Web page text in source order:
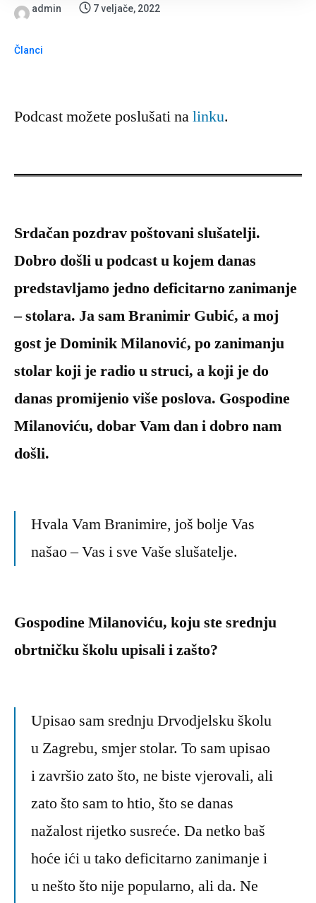
admin 7 veljače, 2022
Članci
Podcast možete poslušati nalinku.
Srdačan pozdrav poštovani slušatelji.
Dobro došli u podcast u kojem danas
predstavljamo jedno deficitarno zanimanje
– stolara. Ja sam Branimir Gubić, a moj
gost je Dominik Milanović, po zanimanju
stolar koji je radio u struci, a koji je do
danas promijenio više poslova. Gospodine
Milanoviću, dobar Vam dan i dobro nam
došli.
Hvala Vam Branimire, još bolje Vas
našao – Vas i sve Vaše slušatelje.
Gospodine Milanoviću, koju ste srednju
obrtničku školu upisali i zašto?
Upisao sam srednju Drvodjelsku školu
u Zagrebu, smjer stolar. To sam upisao
i završio zato što, ne biste vjerovali, ali
zato što sam to htio, što se danas
nažalost rijetko susreće. Da netko baš
hoće ići u tako deficitarno zanimanje i
u nešto što nije popularno, ali da. Ne